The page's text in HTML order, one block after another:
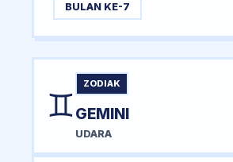
BULAN KE-7
♊
ZODIAK
GEMINI
UDARA